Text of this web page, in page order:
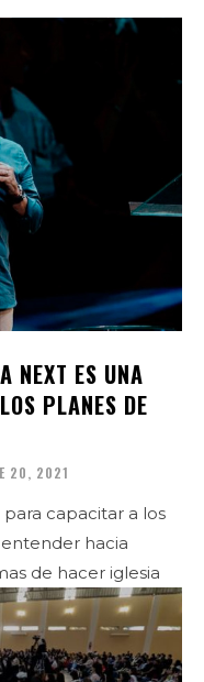
NEXT ES UNA
PLANES DE
20, 2021
capacitar a los
hacia
de hacer iglesia